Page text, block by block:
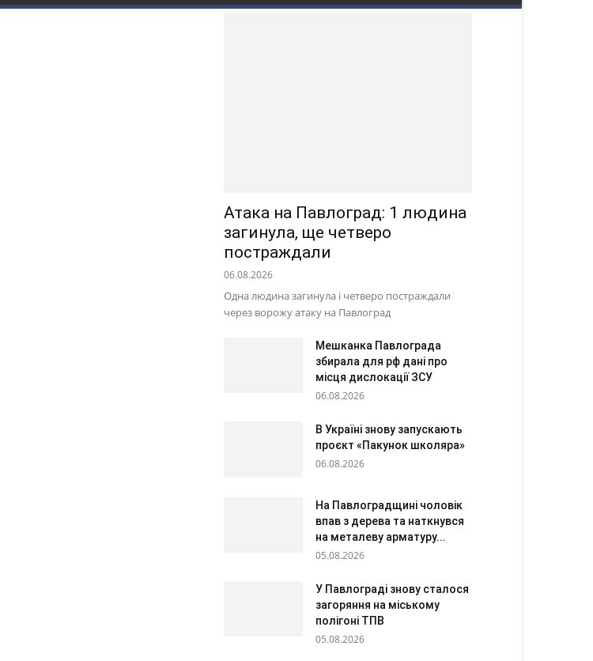
Атака на Павлоград: 1 людина
загинула, ще четверо
постраждали
06.08.2026
Одна людина загинула і четверо постраждали
через ворожу атаку на Павлоград
Мешканка Павлограда
збирала для рф дані про
місця дислокації ЗСУ
06.08.2026
В Україні знову запускають
проєкт «Пакунок школяра»
06.08.2026
На Павлоградщині чоловік
впав з дерева та наткнувся
на металеву арматуру...
05.08.2026
У Павлограді знову сталося
загоряння на міському
полігоні ТПВ
05.08.2026